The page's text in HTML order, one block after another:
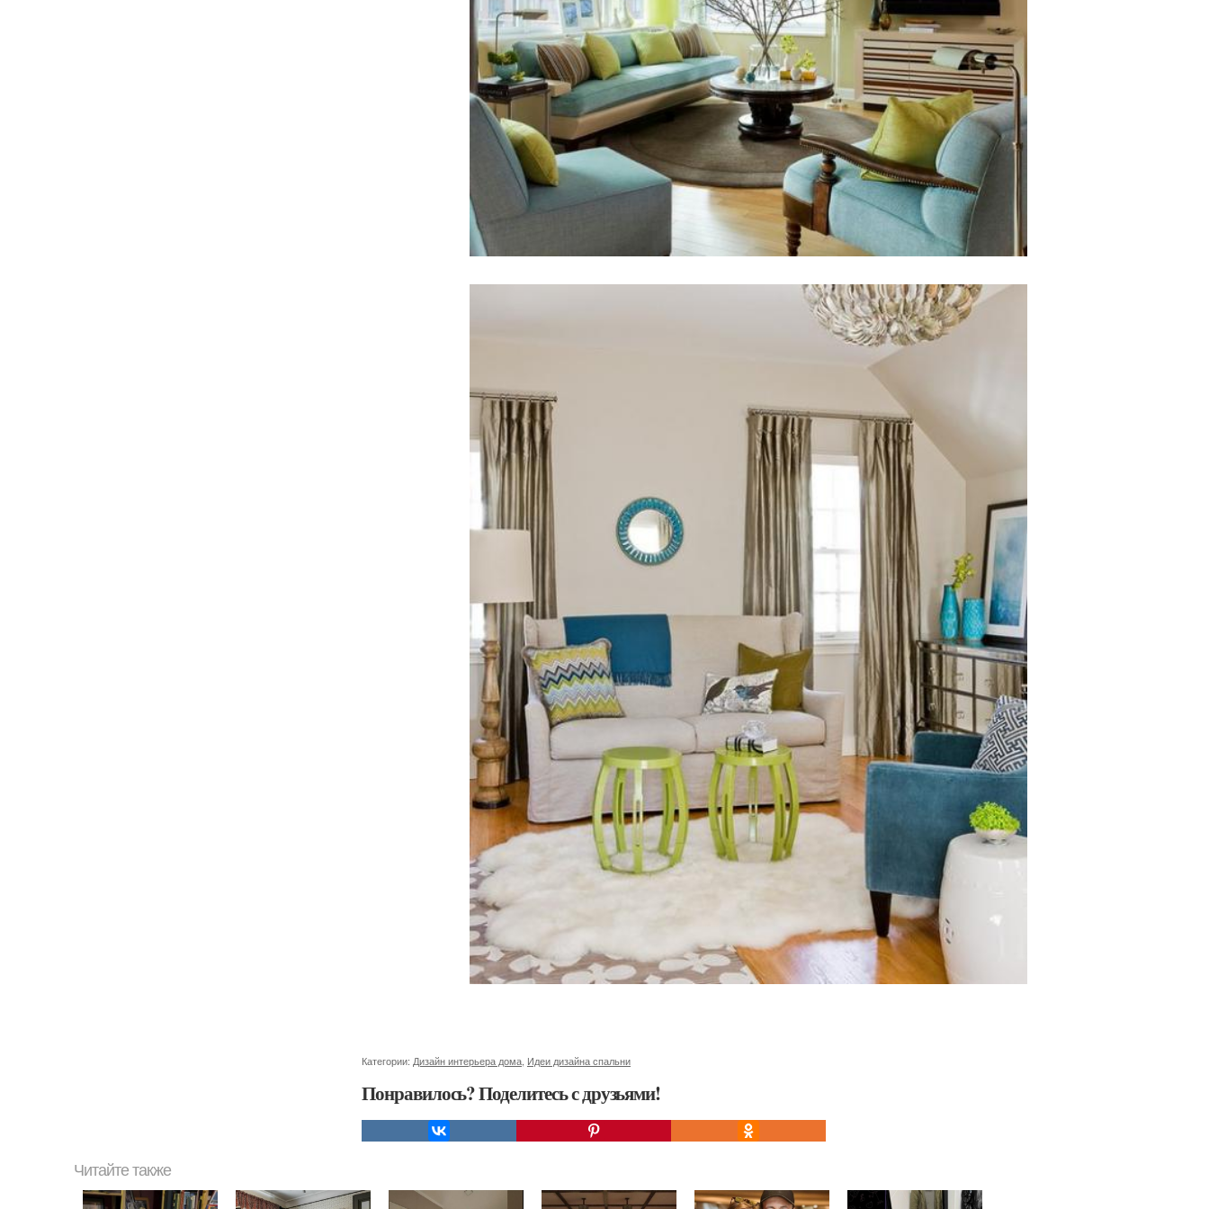
Категории: Дизайн интерьера дома, Идеи дизайна спальни
Понравилось? Поделитесь с друзьями!
Читайте также